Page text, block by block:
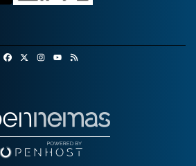
FacebookInstagram